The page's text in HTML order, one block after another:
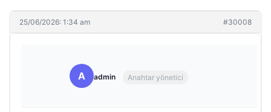
25/06/2026: 1:34 am #30008
A admin Anahtar yönetici